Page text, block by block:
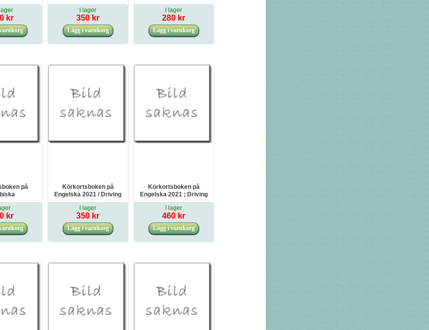
med
ljudbok &
kr
I lager
350 kr
bil 2020
I lager
280 kr
på
bil 2022
kr
Körkortsboken på
Engelska 2021 / Driving
licence book
I lager
350 kr
Körkortsboken på
Engelska 2021 ; Driving
licence book (book +
theory pack with online
exercises, theory
questions, audiobook &
ebook)
I lager
460 kr